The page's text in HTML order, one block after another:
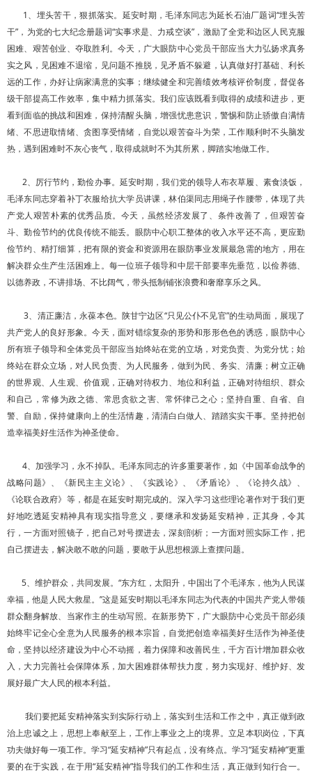
1、埋头苦干，狠抓落实。延安时期，毛泽东同志为延长石油厂题词“埋头苦
干”，为党的七大纪念册题词“实事求是、力戒空谈”，激励了全党和边区人民克服
困难、艰苦创业、夺取胜利。今天，广大眼防中心党员干部应当大力弘扬求真务
实之风，见困难不退缩，见问题不推脱，见矛盾不躲避，认真做好打基础、利长
远的工作，办好让病家满意的实事；继续健全和完善绩效考核评价制度，督促各
级干部提高工作效率，集中精力抓落实。我们应该既看到取得的成绩和进步，更
看到面临的挑战和困难，保持清醒头脑，增强忧患意识，警惕和防止骄傲自满情
绪、不思进取情绪、贪图享受情绪，自觉以艰苦奋斗为荣，工作顺利时不头脑发
热，遇到困难时不灰心丧气，取得成就时不为其所累，脚踏实地做工作。
2、厉行节约，勤俭办事。延安时期，我们党的领导人布衣草履、素食淡饭，
毛泽东同志穿着补丁衣服给抗大学员讲课，林伯渠同志用绳子作腰带，体现了共
产党人艰苦朴素的优秀品质。今天，虽然经济发展了、条件改善了，但艰苦奋
斗、勤俭节约的优良传统不能丢。眼防中心职工整体的收入水平还不高，更应勤
俭节约、精打细算，把有限的资金和资源用在眼防事业发展最急需的地方，用在
解决群众生产生活困难上。每一位班子领导和中层干部要率先垂范，以俭养德、
以德养政，不讲排场、不比阔气，带头抵制铺张浪费和奢靡享乐之风。
3、清正廉洁，永葆本色。陕甘宁边区“只见公仆不见官”的生动局面，展现了
共产党人的良好形象。今天，面对错综复杂的形势和形形色色的诱惑，眼防中心
所有班子领导和全体党员干部应当始终站在党的立场，对党负责、为党分忧；始
终站在群众立场，对人民负责、为人民服务，做到为民、务实、清廉；树立正确
的世界观、人生观、价值观，正确对待权力、地位和利益，正确对待组织、群众
和自己，常修为政之德、常思贪欲之害、常怀律己之心；坚持自重、自省、自
警、自励，保持健康向上的生活情趣，清清白白做人、踏踏实实干事。坚持把创
造幸福美好生活作为神圣使命。
4、加强学习，永不掉队。毛泽东同志的许多重要著作，如《中国革命战争的
战略问题》、《新民主主义论》、《实践论》、《矛盾论》、《论持久战》、
《论联合政府》等，都是在延安时期完成的。深入学习这些理论著作对于我们更
好地吃透延安精神具有现实指导意义，要继承和发扬延安精神，正其身，令其
行，一方面对照镜子，把自己对号摆进去，深刻剖析；一方面对照实际工作，把
自己摆进去，解决敢不敢的问题，要敢于从思想根源上查摆问题。
5、维护群众，共同发展。“东方红，太阳升，中国出了个毛泽东，他为人民谋
幸福，他是人民大救星。”这是延安时期以毛泽东同志为代表的中国共产党人带领
群众翻身解放、当家作主的生动写照。在新形势下，广大眼防中心党员干部必须
始终牢记全心全意为人民服务的根本宗旨，自觉把创造幸福美好生活作为神圣使
命，坚持以经济建设为中心不动摇，着力保障和改善民生，千方百计增加群众收
入，大力完善社会保障体系，加大困难群体帮扶力度，努力实现好、维护好、发
展好最广大人民的根本利益。
我们要把延安精神落实到实际行动上，落实到生活和工作之中，真正做到政
治上忠诚之上，思想上奉献至上，工作上事业之上的境界。立足本职岗位，下真
功夫做好每一项工作。学习“延安精神”只有起点，没有终点。学习“延安精神”更重
要的在于实践，在于用“延安精神”指导我们的工作和生活，真正做到知行合一。